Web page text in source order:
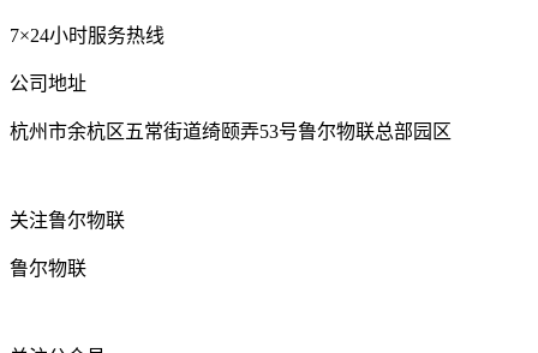
7×24小时服务热线
公司地址
杭州市余杭区五常街道绮颐弄53号鲁尔物联总部园区
关注鲁尔物联
鲁尔物联